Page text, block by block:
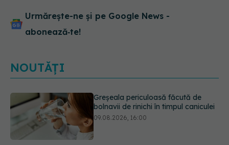
Urmărește-ne și pe Google News -
abonează‑te!
NOUTĂȚI
Cum alegem alimentele pe timp de
caniculă. Recomandările
specialiștilor